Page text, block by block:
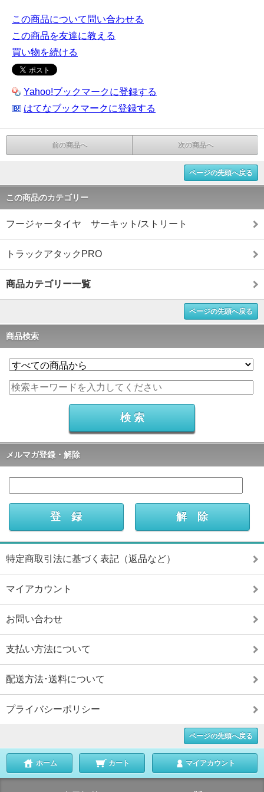
この商品について問い合わせる
この商品を友達に教える
買い物を続ける
Yahoo!ブックマークに登録する
はてなブックマークに登録する
前の商品へ 次の商品へ
ページの先頭へ戻る
この商品のカテゴリー
フージャータイヤ サーキット/ストリート
トラックアタックPRO
商品カテゴリー一覧
ページの先頭へ戻る
商品検索
メルマガ登録・解除
特定商取引法に基づく表記（返品など）
マイアカウント
お問い合わせ
支払い方法について
配送方法･送料について
プライバシーポリシー
ページの先頭へ戻る
ホーム カート マイアカウント